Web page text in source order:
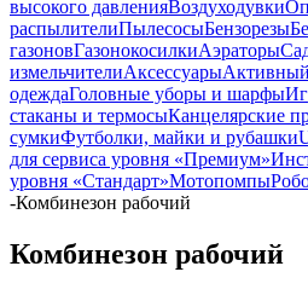
высокого давленияВоздуходувки
распылителиПылесосыБензорезы
газоновГазонокосилкиАэраторы
измельчителиАксессуары
одеждаГоловные уборы и шарфы
стаканы и термосыКанцелярские
сумкиФутболки, майки и рубашки
для сервиса уровня «Премиум»
уровня «Стандарт»Мотопомпы
-Комбинезон рабочий
Комбинезон рабочий